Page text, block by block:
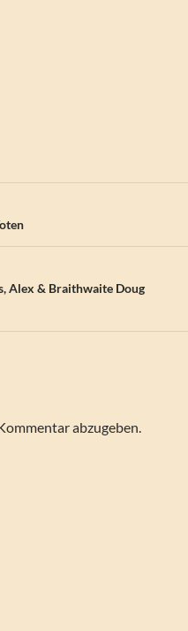
Alex & Braithwaite Doug
abzugeben.